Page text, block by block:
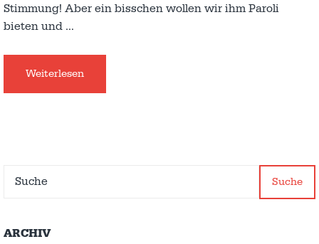
Stimmung! Aber ein bisschen wollen wir ihm Paroli
bieten und …
Weiterlesen
Suche
ARCHIV